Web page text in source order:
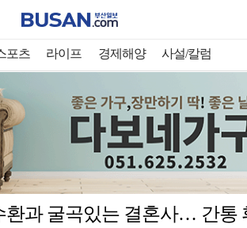
포츠 라이프 경제해양 사설/칼럼
환과 굴곡있는 결혼사… 간통